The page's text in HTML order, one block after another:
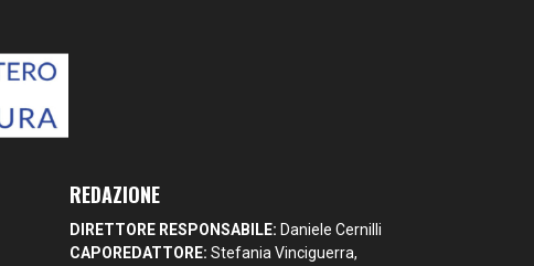
REDAZIONE
DIRETTORE RESPONSABILE: Daniele Cernilli
CAPOREDATTORE: Stefania Vinciguerra,